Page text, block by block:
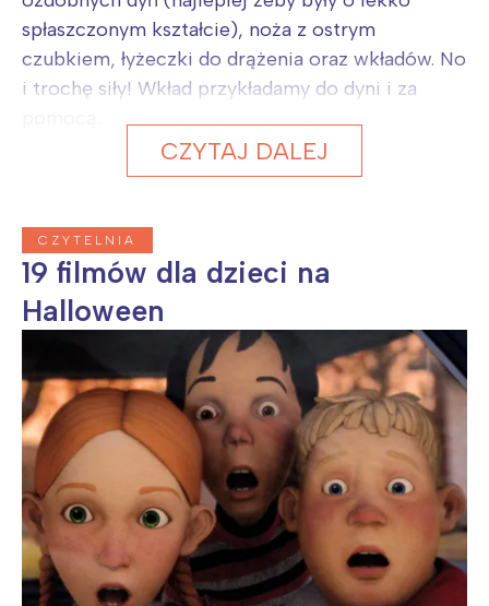
spłaszczonym kształcie), noża z ostrym
czubkiem, łyżeczki do drążenia oraz wkładów. No
i trochę siły! Wkład przykładamy do dyni i za
CZYTAJ DALEJ
CZYTELNIA
19 filmów dla dzieci na
Halloween